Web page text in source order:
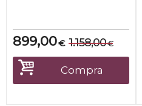
€
899,00 €
1.158,00
Compra